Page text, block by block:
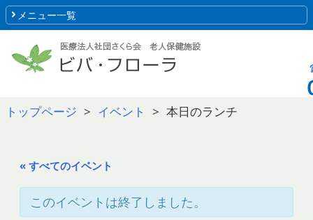
メニュー一覧
トップページ イベント 本日のランチ
« すべてのイベント
このイベントは終了しました。